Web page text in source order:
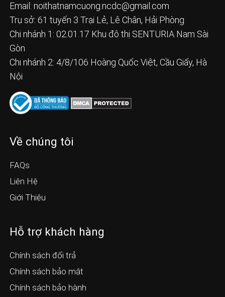
Email: noithatnamcuong.ncdc@gmail.com
Trụ sở: 61 tuyến 3 Trại Lẻ, Lê Chân, Hải Phòng
Chi nhánh 1: 02.01.17 Khu đô thị SENTURIA Nam Sài
Gòn
Chi nhánh 2: 4/8/106 Hoàng Quốc Việt, Cầu Giấy, Hà
Nội
Về chúng tôi
FAQs
Liên Hệ
Giới Thiệu
Hỗ trợ khách hàng
Chính sách đổi trả
Chính sách bảo mật
Chính sách bảo hành